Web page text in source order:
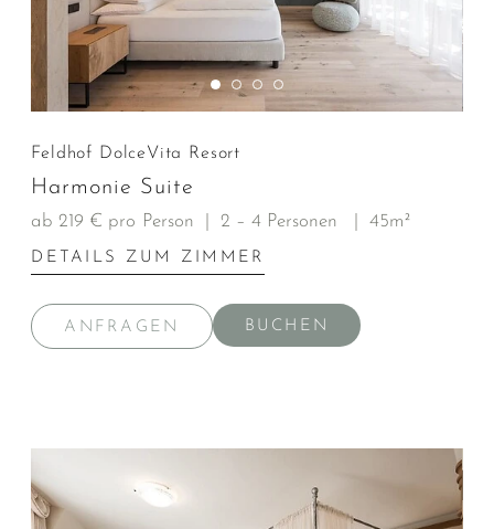
Feldhof DolceVita Resort
Harmonie Suite
ab 219 € pro Person 2 – 4 Personen 45m²
DETAILS ZUM ZIMMER
ANFRAGEN BUCHEN